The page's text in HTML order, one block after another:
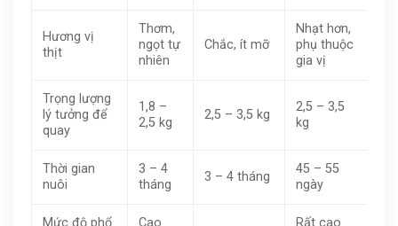
Hương vị
thịt
Thơm,
ngọt tự
nhiên
Chắc, ít mỡ
Nhạt hơn,
phụ thuộc
gia vị
Trọng lượng
lý tưởng để
quay
1,8 –
2,5 kg
2,5 – 3,5 kg
2,5 – 3,5
kg
Thời gian
nuôi
3 – 4
tháng
3 – 4 tháng
45 – 55
ngày
Mức độ phổ
Cao
Rất cao